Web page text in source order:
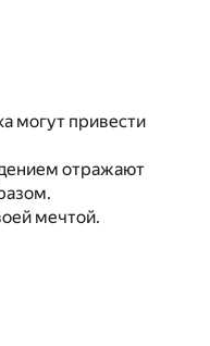
могут привести
отражают
мечтой.